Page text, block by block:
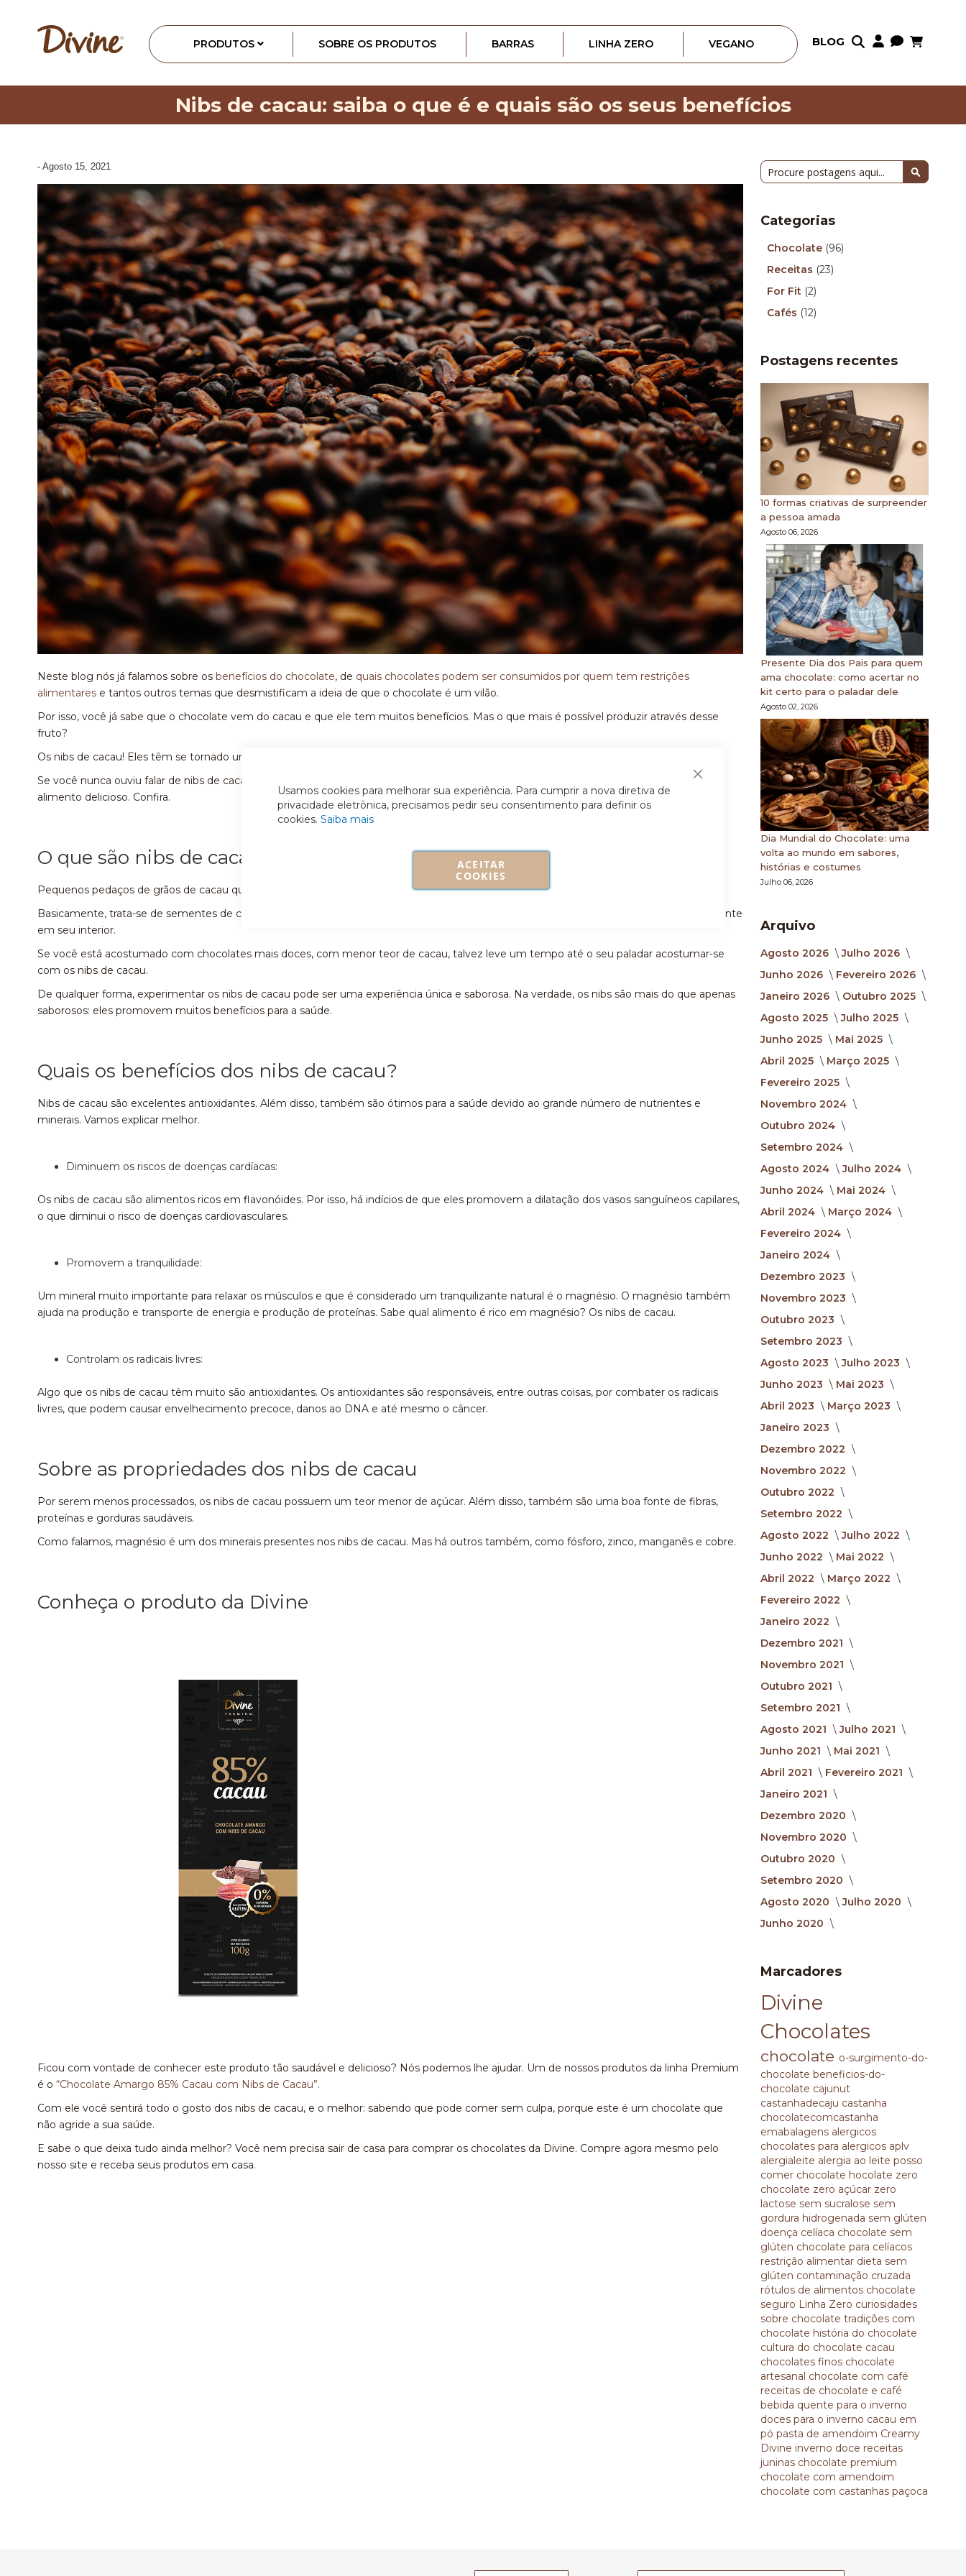
Fechar
Usamos cookies para melhorar sua experiência. Para cumprir a nova diretiva de
privacidade eletrônica, precisamos pedir seu consentimento para definir os
cookies. Saiba mais
ACEITAR
COOKIES
PRODUTOS SOBRE OS PRODUTOS BARRAS LINHA ZERO VEGANO BLOG Meu
conteúdo
Nibs de cacau: saiba o que é e quais são os seus benefícios
- Agosto 15, 2021
Neste blog nós já falamos sobre os benefícios do chocolate, de quais chocolates podem ser consumidos por quem tem restrições
alimentares e tantos outros temas que desmistificam a ideia de que o chocolate é um vilão.
Por isso, você já sabe que o chocolate vem do cacau e que ele tem muitos benefícios. Mas o que mais é possível produzir através desse
fruto?
Os nibs de cacau! Eles têm se tornado uma tendência não apenas pelo sabor, mas também por todos os benefícios para a saúde.
Se você nunca ouviu falar de nibs de cacau, está no lugar certo! Neste texto vamos lhe explicar o que são e quais os benefícios deste
alimento delicioso. Confira.
O que são nibs de cacau?
Pequenos pedaços de grãos de cacau que têm o sabor de chocolate amargo. Assim podemos definir o que são os nibs de cacau.
Basicamente, trata-se de sementes de cacau fermentadas, secas, torradas e trituradas. Elas são tenras devido à manteiga de cacau presente
em seu interior.
Se você está acostumado com chocolates mais doces, com menor teor de cacau, talvez leve um tempo até o seu paladar acostumar-se
com os nibs de cacau.
De qualquer forma, experimentar os nibs de cacau pode ser uma experiência única e saborosa. Na verdade, os nibs são mais do que apenas
saborosos: eles promovem muitos benefícios para a saúde.
Quais os benefícios dos nibs de cacau?
Nibs de cacau são excelentes antioxidantes. Além disso, também são ótimos para a saúde devido ao grande número de nutrientes e
minerais. Vamos explicar melhor.
Diminuem os riscos de doenças cardíacas:
Os nibs de cacau são alimentos ricos em flavonóides. Por isso, há indícios de que eles promovem a dilatação dos vasos sanguíneos capilares,
o que diminui o risco de doenças cardiovasculares.
Promovem a tranquilidade:
Um mineral muito importante para relaxar os músculos e que é considerado um tranquilizante natural é o magnésio. O magnésio também
ajuda na produção e transporte de energia e produção de proteínas. Sabe qual alimento é rico em magnésio? Os nibs de cacau.
Controlam os radicais livres:
Algo que os nibs de cacau têm muito são antioxidantes. Os antioxidantes são responsáveis, entre outras coisas, por combater os radicais
livres, que podem causar envelhecimento precoce, danos ao DNA e até mesmo o câncer.
Sobre as propriedades dos nibs de cacau
Por serem menos processados, os nibs de cacau possuem um teor menor de açúcar. Além disso, também são uma boa fonte de fibras,
proteínas e gorduras saudáveis.
Como falamos, magnésio é um dos minerais presentes nos nibs de cacau. Mas há outros também, como fósforo, zinco, manganês e cobre.
Conheça o produto da Divine
Ficou com vontade de conhecer este produto tão saudável e delicioso? Nós podemos lhe ajudar. Um de nossos produtos da linha Premium
é o “Chocolate Amargo 85% Cacau com Nibs de Cacau”.
Com ele você sentirá todo o gosto dos nibs de cacau, e o melhor: sabendo que pode comer sem culpa, porque este é um chocolate que
não agride a sua saúde.
E sabe o que deixa tudo ainda melhor? Você nem precisa sair de casa para comprar os chocolates da Divine. Compre agora mesmo pelo
nosso site e receba seus produtos em casa.
Pesquisa
Categorias
Chocolate (96)
Receitas (23)
For Fit (2)
Cafés (12)
Postagens recentes
10 formas criativas de surpreender
a pessoa amada
Agosto 06, 2026
Presente Dia dos Pais para quem
ama chocolate: como acertar no
kit certo para o paladar dele
Agosto 02, 2026
Dia Mundial do Chocolate: uma
volta ao mundo em sabores,
histórias e costumes
Julho 06, 2026
Arquivo
Agosto 2026
Julho 2026
Junho 2026
Fevereiro 2026
Janeiro 2026
Outubro 2025
Agosto 2025
Julho 2025
Junho 2025
Mai 2025
Abril 2025
Março 2025
Fevereiro 2025
Novembro 2024
Outubro 2024
Setembro 2024
Agosto 2024
Julho 2024
Junho 2024
Mai 2024
Abril 2024
Março 2024
Fevereiro 2024
Janeiro 2024
Dezembro 2023
Novembro 2023
Outubro 2023
Setembro 2023
Agosto 2023
Julho 2023
Junho 2023
Mai 2023
Abril 2023
Março 2023
Janeiro 2023
Dezembro 2022
Novembro 2022
Outubro 2022
Setembro 2022
Agosto 2022
Julho 2022
Junho 2022
Mai 2022
Abril 2022
Março 2022
Fevereiro 2022
Janeiro 2022
Dezembro 2021
Novembro 2021
Outubro 2021
Setembro 2021
Agosto 2021
Julho 2021
Junho 2021
Mai 2021
Abril 2021
Fevereiro 2021
Janeiro 2021
Dezembro 2020
Novembro 2020
Outubro 2020
Setembro 2020
Agosto 2020
Julho 2020
Junho 2020
Marcadores
Divine
Chocolates
chocolate o-surgimento-do-
chocolatebeneficios-do-
chocolate cajunut
castanhadecaju castanha
chocolatecomcastanha
emabalagens alergicos
chocolates para alergicos aplv
alergialeite alergia ao leiteposso
comer chocolate hocolate zero
chocolate zero açúcar zero
lactose sem sucralose sem
gordura hidrogenada sem glúten
doença celíaca chocolate sem
glúten chocolate para celíacos
restrição alimentar dieta sem
glúten contaminação cruzada
rótulos de alimentos chocolate
seguro Linha Zero curiosidades
sobre chocolatetradições com
chocolate história do chocolate
cultura do chocolate cacau
chocolates finos chocolate
artesanal chocolate com café
receitas de chocolate e café
bebida quente para o inverno
doces para o inverno cacau em
pópasta de amendoim Creamy
Divine inverno doce receitas
juninas chocolate premium
chocolate com amendoim
chocolate com castanhaspaçoca